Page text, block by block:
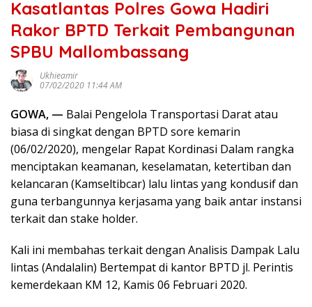
Kasatlantas Polres Gowa Hadiri
Rakor BPTD Terkait Pembangunan
SPBU Mallombassang
Ukhieamir
07/02/2020 11:44 AM
GOWA, — Balai Pengelola Transportasi Darat atau
biasa di singkat dengan BPTD sore kemarin
(06/02/2020), mengelar Rapat Kordinasi Dalam rangka
menciptakan keamanan, keselamatan, ketertiban dan
kelancaran (Kamseltibcar) lalu lintas yang kondusif dan
guna terbangunnya kerjasama yang baik antar instansi
terkait dan stake holder.
Kali ini membahas terkait dengan Analisis Dampak Lalu
lintas (Andalalin) Bertempat di kantor BPTD jl. Perintis
kemerdekaan KM 12, Kamis 06 Februari 2020.